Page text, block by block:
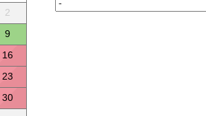
2
9
16
23
30